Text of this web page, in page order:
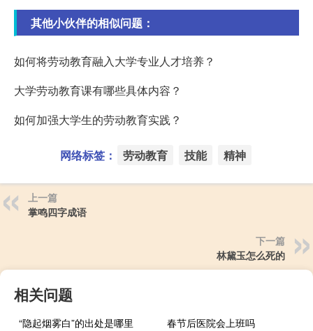
其他小伙伴的相似问题：
如何将劳动教育融入大学专业人才培养？
大学劳动教育课有哪些具体内容？
如何加强大学生的劳动教育实践？
网络标签： 劳动教育 技能 精神
上一篇
掌鸣四字成语
下一篇
林黛玉怎么死的
相关问题
“隐起烟雾白”的出处是哪里
春节后医院会上班吗